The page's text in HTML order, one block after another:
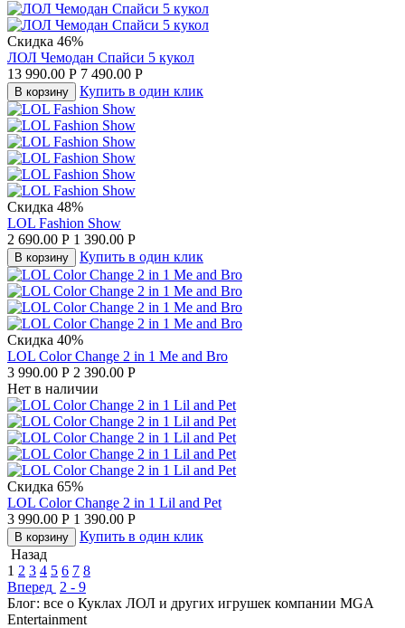
Скидка 46%
ЛОЛ Чемодан Спайси 5 кукол
13 990.00 Р 7 490.00 Р
В корзину Купить в один клик
Скидка 48%
LOL Fashion Show
2 690.00 Р 1 390.00 Р
В корзину Купить в один клик
Скидка 40%
LOL Color Change 2 in 1 Me and Bro
3 990.00 Р 2 390.00 Р
Нет в наличии
Скидка 65%
LOL Color Change 2 in 1 Lil and Pet
3 990.00 Р 1 390.00 Р
В корзину
Купить в один клик
Назад
1 2 3 4 5 6 7 8
Вперед 2 - 9
Блог: все о Куклах ЛОЛ и других игрушек компании MGA
Entertainment